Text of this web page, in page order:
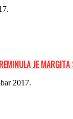
JE MАRGITА
2017.